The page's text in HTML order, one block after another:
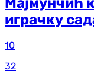
играчку
10
32